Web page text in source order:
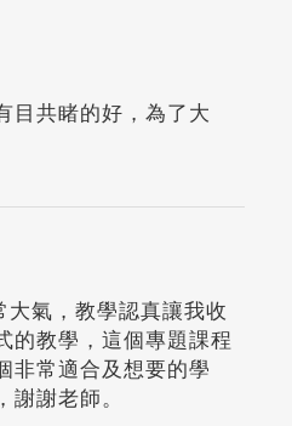
目共睹的好，為了大
氣，教學認真讓我收
的教學，這個專題課程
非常適合及想要的學
謝謝老師。